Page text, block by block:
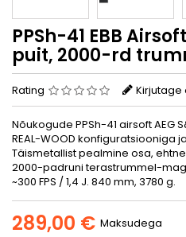
PPSh-41 EBB
puit, 2000-rd
Rating
Nõukogude PPSh-41 airsoft AEG
REAL-WOOD konfiguratsiooniga
Täismetallist pealmine osa,
2000-padruni terastrummel-
~300 FPS / 1,4 J. 840 mm, 3780 g.
289,00 € Maksudega